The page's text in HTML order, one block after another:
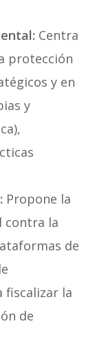
Centra
protección
y en
y
Propone la
contra la
de
fiscalizar la
de